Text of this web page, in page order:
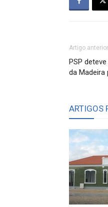
Artigo anterior
PSP
da
ARTIGOS